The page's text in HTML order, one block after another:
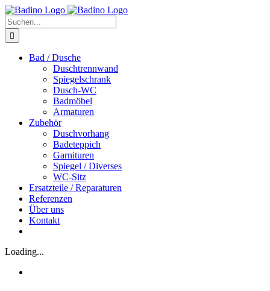
Zum
Inhalt
springen
Suche
nach:
Bad / Dusche
Duschtrennwand
Spiegelschrank
Dusch-WC
Badmöbel
Armaturen
Zubehör
Duschvorhang
Badeteppich
Garnituren
Spiegel / Diverses
WC-Sitz
Ersatzteile / Reparaturen
Referenzen
Über uns
Kontakt
Loading...